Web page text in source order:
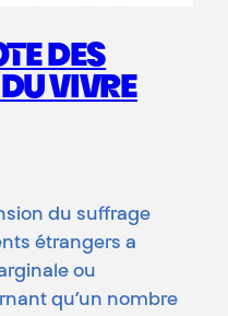
DES
VIVRE
du suffrage
étrangers a
ou
qu’un nombre